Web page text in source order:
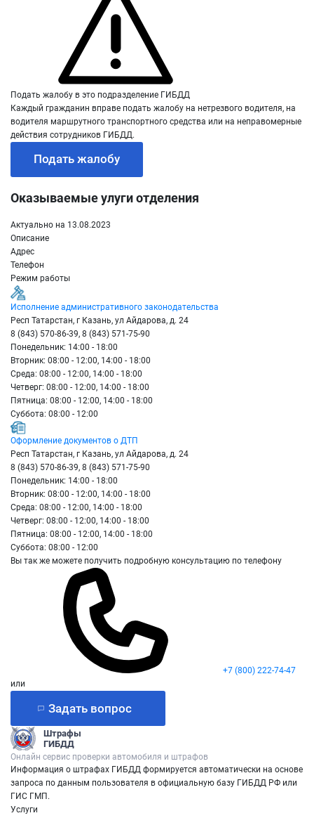
Подать жалобу в это подразделение ГИБДД
Каждый гражданин вправе подать жалобу на нетрезвого водителя, на
водителя маршрутного транспортного средства или на неправомерные
действия сотрудников ГИБДД.
Подать жалобу
Оказываемые улуги отделения
Актуально на 13.08.2023
Описание
Адрес
Телефон
Режим работы
Исполнение административного законодательства
Респ Татарстан, г Казань, ул Айдарова, д. 24
8 (843) 570-86-39, 8 (843) 571-75-90
Понедельник: 14:00 - 18:00
Вторник: 08:00 - 12:00, 14:00 - 18:00
Среда: 08:00 - 12:00, 14:00 - 18:00
Четверг: 08:00 - 12:00, 14:00 - 18:00
Пятница: 08:00 - 12:00, 14:00 - 18:00
Суббота: 08:00 - 12:00
Оформление документов о ДТП
Респ Татарстан, г Казань, ул Айдарова, д. 24
8 (843) 570-86-39, 8 (843) 571-75-90
Понедельник: 14:00 - 18:00
Вторник: 08:00 - 12:00, 14:00 - 18:00
Среда: 08:00 - 12:00, 14:00 - 18:00
Четверг: 08:00 - 12:00, 14:00 - 18:00
Пятница: 08:00 - 12:00, 14:00 - 18:00
Суббота: 08:00 - 12:00
Вы так же можете получить подробную консультацию по телефону
+7 (800) 222-74-47
или
Задать вопрос
Штрафы
ГИБДД
Онлайн сервис проверки автомобиля и штрафов
Информация о штрафах ГИБДД формируется автоматически на основе
запроса по данным пользователя в официальную базу ГИБДД РФ или
ГИС ГМП.
Услуги